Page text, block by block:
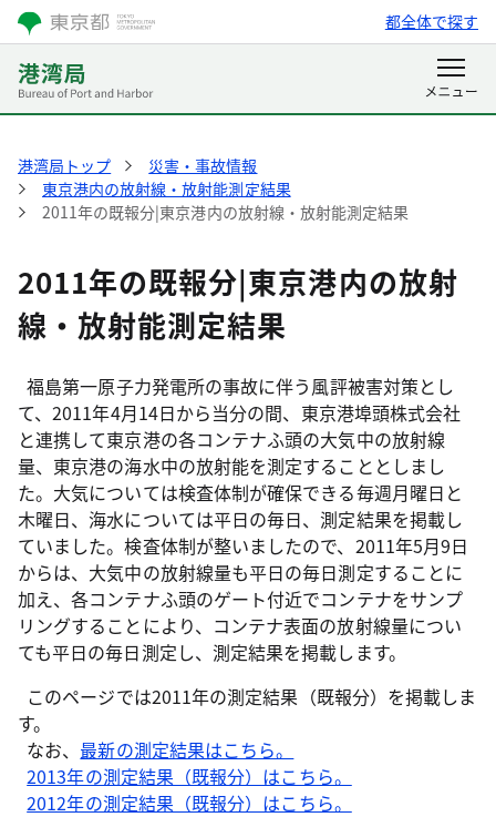
都全体で探す
港湾局トップ
災害・事故情報
東京港内の放射線・放射能測定結果
2011年の既報分|東京港内の放射線・放射能測定結果
2011年の既報分|東京港内の放射
線・放射能測定結果
福島第一原子力発電所の事故に伴う風評被害対策とし
て、2011年4月14日から当分の間、東京港埠頭株式会社
と連携して東京港の各コンテナふ頭の大気中の放射線
量、東京港の海水中の放射能を測定することとしまし
た。大気については検査体制が確保できる毎週月曜日と
木曜日、海水については平日の毎日、測定結果を掲載し
ていました。検査体制が整いましたので、2011年5月9日
からは、大気中の放射線量も平日の毎日測定することに
加え、各コンテナふ頭のゲート付近でコンテナをサンプ
リングすることにより、コンテナ表面の放射線量につい
ても平日の毎日測定し、測定結果を掲載します。
このページでは2011年の測定結果（既報分）を掲載しま
す。
なお、 最新の測定結果はこちら。
2013年の測定結果（既報分）はこちら。
2012年の測定結果（既報分）はこちら。